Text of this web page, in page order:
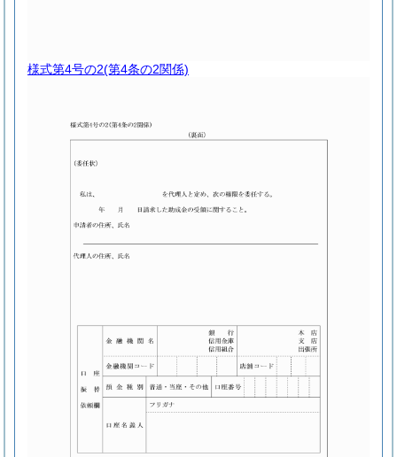
様式第4号の2(第4条の2関係)